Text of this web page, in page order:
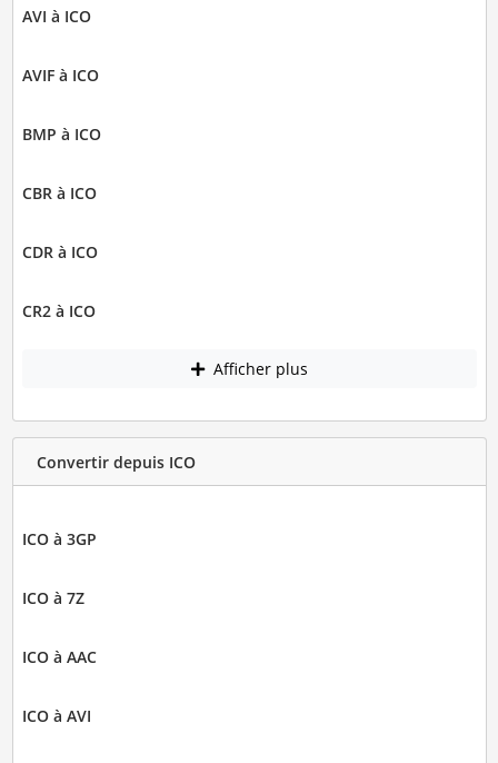
AVI à ICO
AVIF à ICO
BMP à ICO
CBR à ICO
CDR à ICO
CR2 à ICO
Afficher plus
Convertir depuis ICO
ICO à 3GP
ICO à 7Z
ICO à AAC
ICO à AVI